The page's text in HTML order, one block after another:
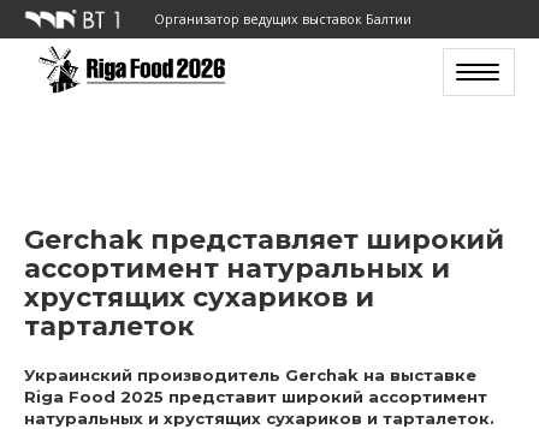
Организатор ведущих выставок Балтии
Toggle
Gerchak представляет широкий
ассортимент натуральных и
хрустящих сухариков и
тарталеток
Украинский производитель Gerchak на выставке
Riga Food 2025 представит широкий ассортимент
натуральных и хрустящих сухариков и тарталеток.